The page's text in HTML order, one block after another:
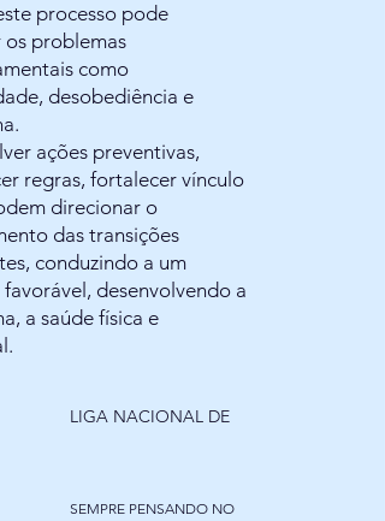
processo pode
os problemas
como
desobediência e
ações preventivas,
regras, fortalecer vínculo
direcionar o
das transições
conduzindo a um
desenvolvendo a
a saúde física e
IGA NACIONAL DE
SEMPRE PENSANDO NO